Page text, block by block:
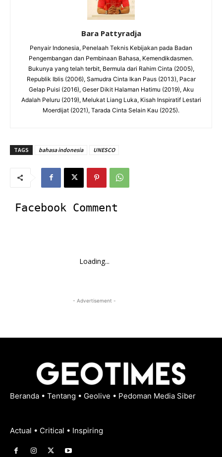
Bara Pattyradja
Penyair Indonesia, Penelaah Teknis Kebijakan pada Badan
Pengembangan dan Pembinaan Bahasa, Kemendikdasmen.
Bukunya yang telah terbit, Bermula dari Rahim Cinta (2005),
Republik Iblis (2006), Samudra Cinta Ikan Paus (2013), Pacar
Gelap Puisi (2016), Geser Dikit Halaman Hatimu (2019), Aku
Adalah Peluru (2019), Melukat Liang Luka, Kisah Inspiratif Lestari
Moerdijat (2021), Tarada Cinta Selain Kau (2025).
TAGS bahasa indonesia UNESCO
Facebook Comment
Loading...
- Advertisement -
Beranda • Tentang • Geolive • Pedoman Media Siber
Actual • Critical • Inspiring